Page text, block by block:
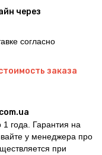
через
согласно
заказа
1 года. Гарантия на
у менеджера про
при